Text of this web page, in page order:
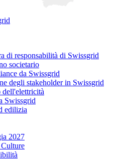
di responsabilità di Swissgrid
societario
da Swissgrid
degli stakeholder in Swissgrid
dell'elettricità
Swissgrid
edilizia
2027